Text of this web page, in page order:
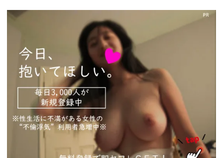
https://pcmax.jp/lp/?